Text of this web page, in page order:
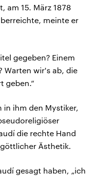
am 15. März 1878
meinte er
gegeben? Einem
Warten wir's ab, die
geben.“
in ihm den Mystiker,
die rechte Hand
Ästhetik.
gesagt haben, „ich